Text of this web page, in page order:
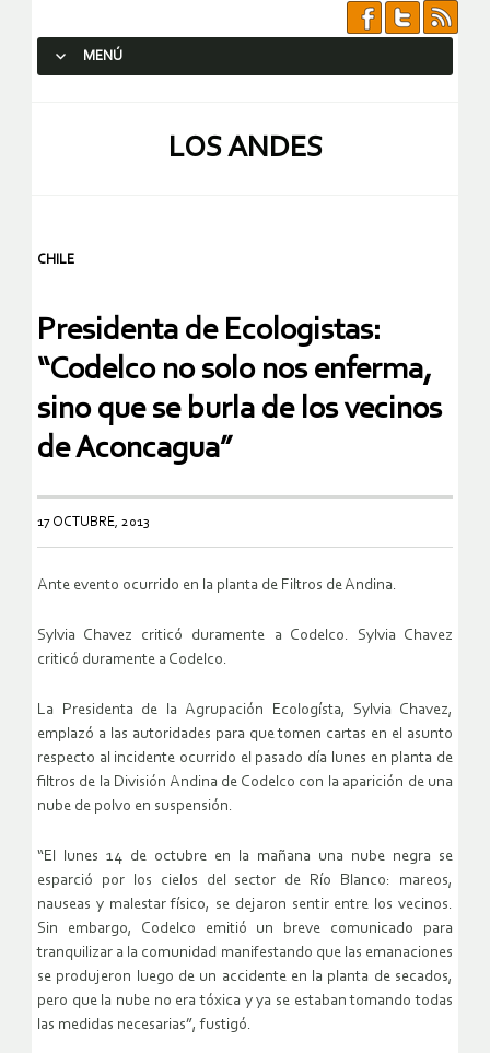
MENÚ
LOS ANDES
CHILE
Presidenta de Ecologistas:
“Codelco no solo nos enferma,
sino que se burla de los vecinos
de Aconcagua”
17 OCTUBRE, 2013
Ante evento ocurrido en la planta de Filtros de Andina.
Sylvia Chavez criticó duramente a Codelco. Sylvia Chavez
criticó duramente a Codelco.
La Presidenta de la Agrupación Ecologísta, Sylvia Chavez,
emplazó a las autoridades para que tomen cartas en el asunto
respecto al incidente ocurrido el pasado día lunes en planta de
filtros de la División Andina de Codelco con la aparición de una
nube de polvo en suspensión.
“El lunes 14 de octubre en la mañana una nube negra se
esparció por los cielos del sector de Río Blanco: mareos,
nauseas y malestar físico, se dejaron sentir entre los vecinos.
Sin embargo, Codelco emitió un breve comunicado para
tranquilizar a la comunidad manifestando que las emanaciones
se produjeron luego de un accidente en la planta de secados,
pero que la nube no era tóxica y ya se estaban tomando todas
las medidas necesarias”, fustigó.